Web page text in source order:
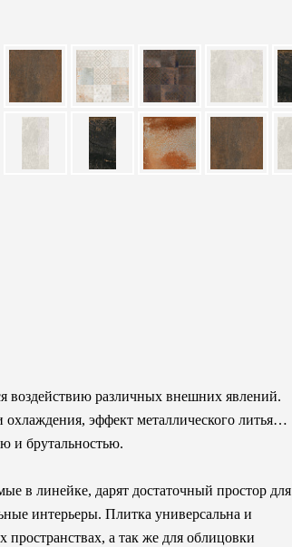
воздействию различных внешних явлений.
эффект металлического литья…
и брутальностью.
в линейке, дарят достаточный простор для
интерьеры. Плитка универсальна и
а так же для облицовки